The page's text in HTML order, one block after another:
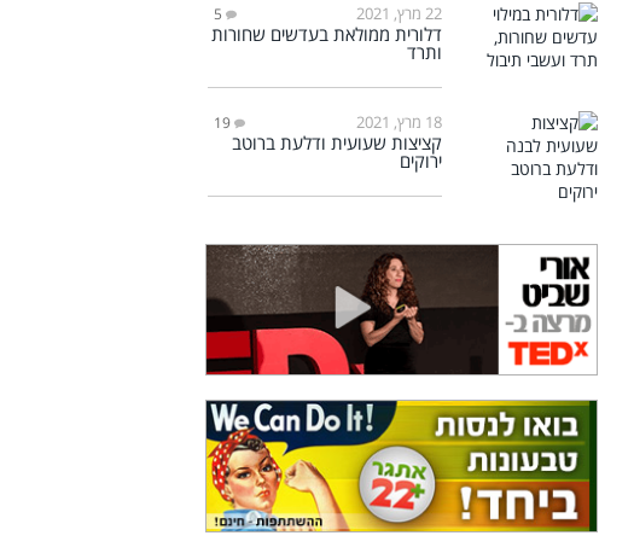
22 מרץ, 2021 5
דלורית ממולאת בעדשים שחורות
ותרד
18 מרץ, 2021 19
קציצות שעועית ודלעת ברוטב
ירוקים